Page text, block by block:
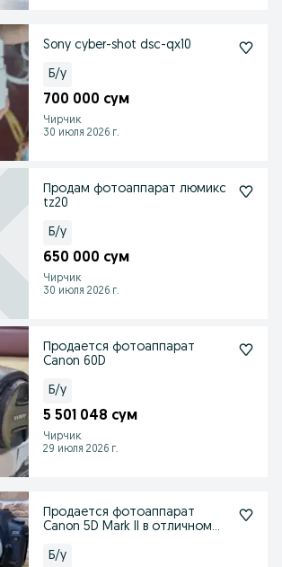
Sony cyber-shot dsc-qx10
Б/у
700 000 сум
Чирчик
30 июля 2026 г.
Продам фотоаппарат люмикс
tz20
Б/у
650 000 сум
Чирчик
30 июля 2026 г.
Продается фотоаппарат
Canon 60D
Б/у
5 501 048 сум
Чирчик
29 июля 2026 г.
Продается фотоаппарат
Canon 5D Mark II в отличном
Б/у